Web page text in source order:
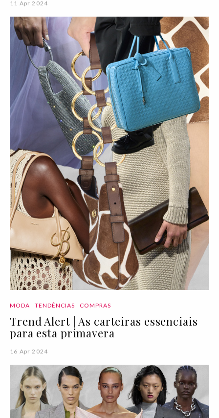
11 Apr 2024
MODA TENDÊNCIAS COMPRAS
Trend Alert | As carteiras essenciais
para esta primavera
16 Apr 2024